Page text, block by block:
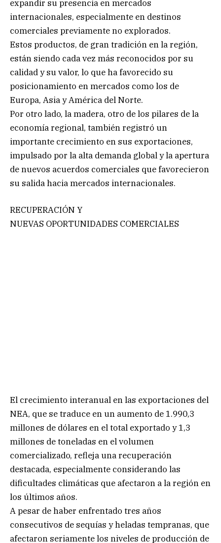
expandir su presencia en mercados
internacionales, especialmente en destinos
comerciales previamente no explorados.
Estos productos, de gran tradición en la región,
están siendo cada vez más reconocidos por su
calidad y su valor, lo que ha favorecido su
posicionamiento en mercados como los de
Europa, Asia y América del Norte.
Por otro lado, la madera, otro de los pilares de la
economía regional, también registró un
importante crecimiento en sus exportaciones,
impulsado por la alta demanda global y la apertura
de nuevos acuerdos comerciales que favorecieron
su salida hacia mercados internacionales.
RECUPERACIÓN Y
NUEVAS OPORTUNIDADES COMERCIALES
El crecimiento interanual en las exportaciones del
NEA, que se traduce en un aumento de 1.990,3
millones de dólares en el total exportado y 1,3
millones de toneladas en el volumen
comercializado, refleja una recuperación
destacada, especialmente considerando las
dificultades climáticas que afectaron a la región en
los últimos años.
A pesar de haber enfrentado tres años
consecutivos de sequías y heladas tempranas, que
afectaron seriamente los niveles de producción de